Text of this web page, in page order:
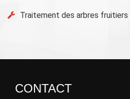
Traitement des arbres
CONTACT